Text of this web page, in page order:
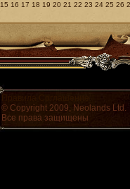
15 16 17 18 19 20 21 22 23 24 25 26
© Copyright 2009, Neolands Ltd.
Все права защищены